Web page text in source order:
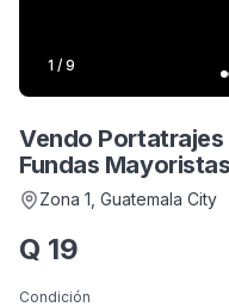
1 / 9
Vendo Portatrajes
Fundas
Zona 1 , Guatemala City
Q 19
Condición